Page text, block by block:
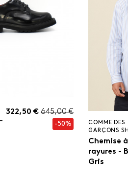
322,50 € 645,00 €
-50%
COMME DES
GARÇONS
Chemise à
rayures -
Gris